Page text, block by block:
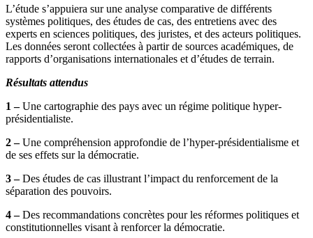
L’étude s’appuiera sur une analyse comparative de différents
systèmes politiques, des études de cas, des entretiens avec des
experts en sciences politiques, des juristes, et des acteurs politiques.
Les données seront collectées à partir de sources académiques, de
rapports d’organisations internationales et d’études de terrain.
Résultats attendus
1 –Une cartographie des pays avec un régime politique hyper-
présidentialiste.
2 –Une compréhension approfondie de l’hyper-présidentialisme et
de ses effets sur la démocratie.
3 –Des études de cas illustrant l’impact du renforcement de la
séparation des pouvoirs.
4 –Des recommandations concrètes pour les réformes politiques et
constitutionnelles visant à renforcer la démocratie.